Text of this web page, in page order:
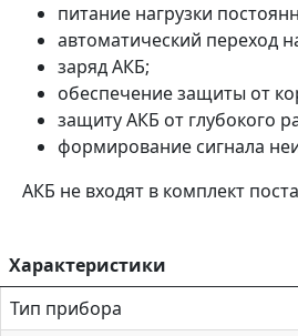
питание нагрузки
автоматический переход
заряд АКБ;
обеспечение защиты от
защиту АКБ от глубокого
формирование сигнала
АКБ не входят в комплект
Характеристики
Тип прибора